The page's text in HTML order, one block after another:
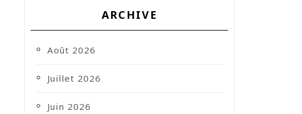
ARCHIVE
Août 2026
Juillet 2026
Juin 2026